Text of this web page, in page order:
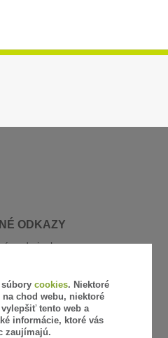
ODKAZY
podmienky
realizácií
súbory cookies. Niektoré
chod webu, niektoré
tento web a
informácie, ktoré vás
zaujímajú.